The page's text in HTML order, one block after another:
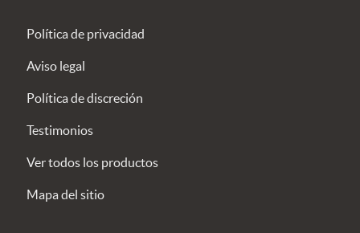
Política de privacidad
Aviso legal
Política de discreción
Testimonios
Ver todos los productos
Mapa del sitio